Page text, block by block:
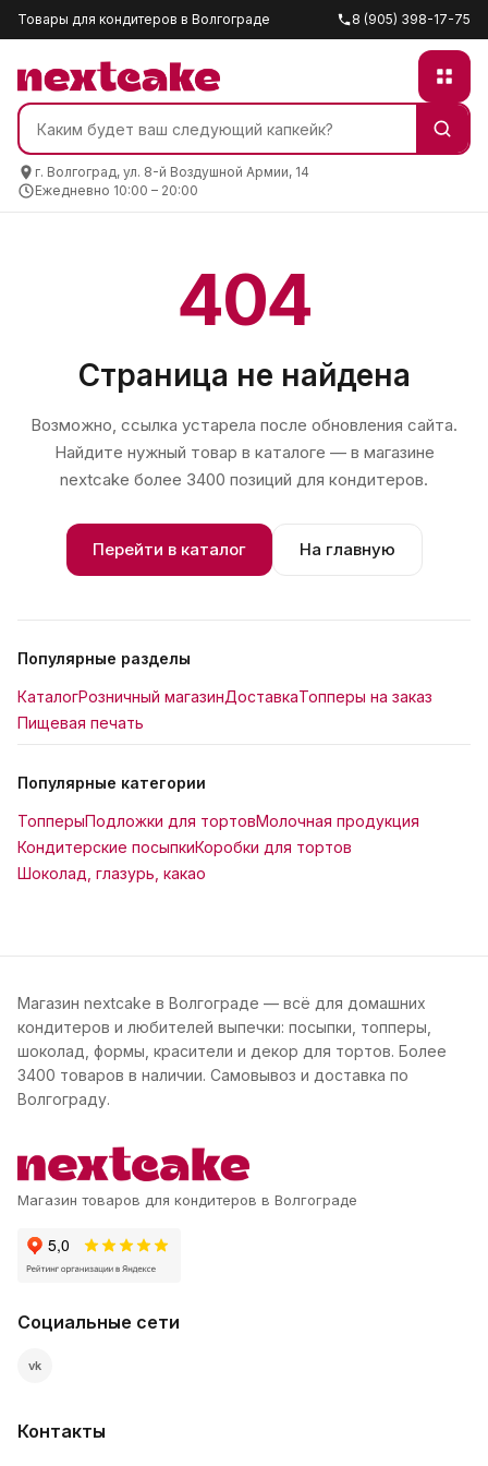
Товары для кондитеров в Волгограде 8 (905) 398-17-75
г. Волгоград, ул. 8-й Воздушной Армии, 14
Ежедневно 10:00 – 20:00
404
Страница не найдена
Возможно, ссылка устарела после обновления сайта.
Найдите нужный товар в каталоге — в магазине
nextcake более 3400 позиций для кондитеров.
Перейти в каталог На главную
Популярные разделы
КаталогРозничный магазинДоставкаТопперы на заказ
Пищевая печать
Популярные категории
ТопперыПодложки для тортовМолочная продукция
Кондитерские посыпкиКоробки для тортов
Шоколад, глазурь, какао
Магазин nextcake в Волгограде — всё для домашних
кондитеров и любителей выпечки: посыпки, топперы,
шоколад, формы, красители и декор для тортов. Более
3400 товаров в наличии. Самовывоз и доставка по
Волгограду.
Магазин товаров для кондитеров в Волгограде
Социальные сети
vk
Контакты